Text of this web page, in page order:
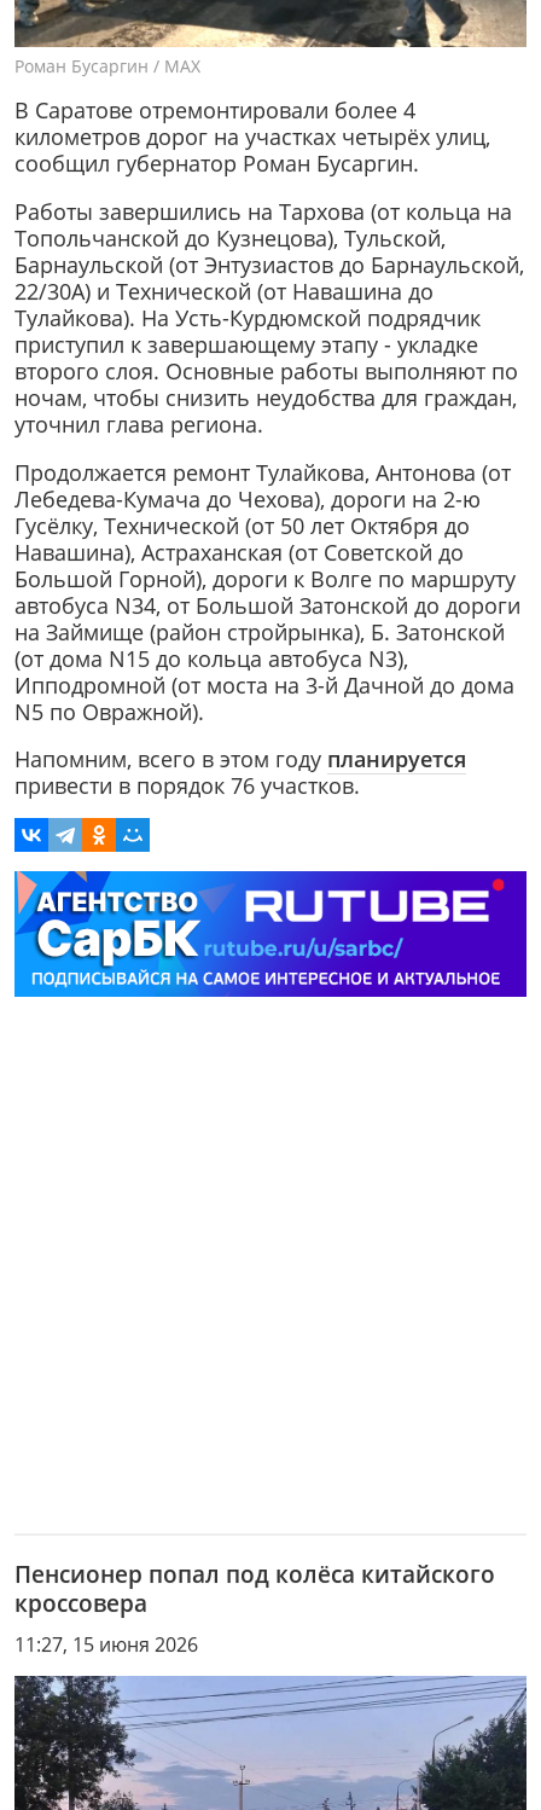
Роман Бусаргин / МАХ
В Саратове отремонтировали более 4
километров дорог на участках четырёх улиц,
сообщил губернатор Роман Бусаргин.
Работы завершились на Тархова (от кольца на
Топольчанской до Кузнецова), Тульской,
Барнаульской (от Энтузиастов до Барнаульской,
22/30А) и Технической (от Навашина до
Тулайкова). На Усть-Курдюмской подрядчик
приступил к завершающему этапу - укладке
второго слоя. Основные работы выполняют по
ночам, чтобы снизить неудобства для граждан,
уточнил глава региона.
Продолжается ремонт Тулайкова, Антонова (от
Лебедева-Кумача до Чехова), дороги на 2-ю
Гусёлку, Технической (от 50 лет Октября до
Навашина), Астраханская (от Советской до
Большой Горной), дороги к Волге по маршруту
автобуса N34, от Большой Затонской до дороги
на Займище (район стройрынка), Б. Затонской
(от дома N15 до кольца автобуса N3),
Ипподромной (от моста на 3-й Дачной до дома
N5 по Овражной).
Напомним, всего в этом году планируется
привести в порядок 76 участков.
Пенсионер попал под колёса китайского
кроссовера
11:27, 15 июня 2026